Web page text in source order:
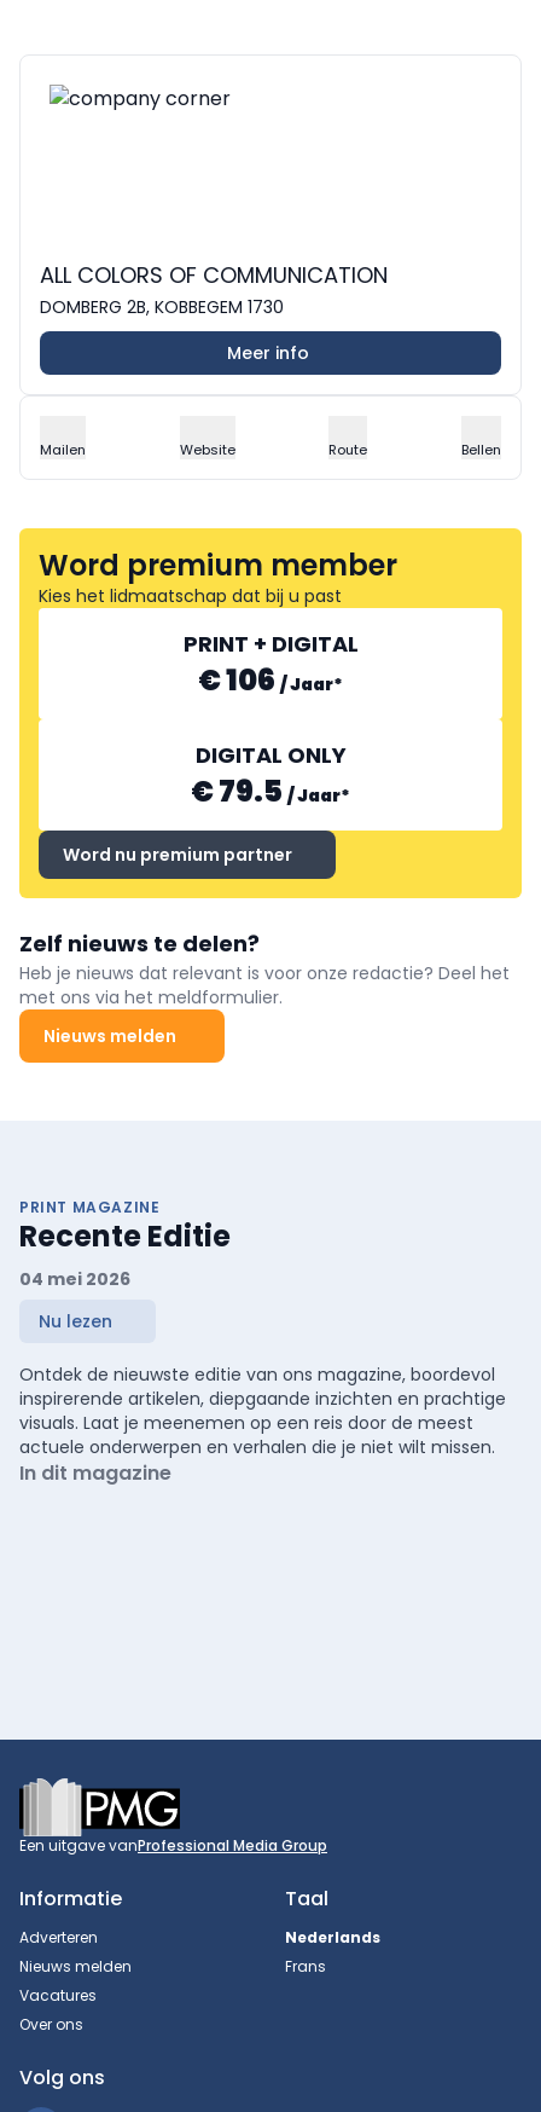
ALL COLORS OF COMMUNICATION
DOMBERG 2B, KOBBEGEM 1730
Meer info
Mailen Website Route Bellen
Word premium member
Kies het lidmaatschap dat bij u past
PRINT + DIGITAL
€ 106 /Jaar*
DIGITAL ONLY
€ 79.5 /Jaar*
Word nu premium partner
Zelf nieuws te delen?
Heb je nieuws dat relevant is voor onze redactie? Deel het
met ons via het meldformulier.
Nieuws melden
PRINT MAGAZINE
Recente Editie
04 mei 2026
Nu lezen
Ontdek de nieuwste editie van ons magazine, boordevol
inspirerende artikelen, diepgaande inzichten en prachtige
visuals. Laat je meenemen op een reis door de meest
actuele onderwerpen en verhalen die je niet wilt missen.
In dit magazine
Footer
Een uitgave vanProfessional Media Group
Informatie
Adverteren
Nieuws melden
Vacatures
Over ons
Taal
Nederlands
Frans
Volg ons